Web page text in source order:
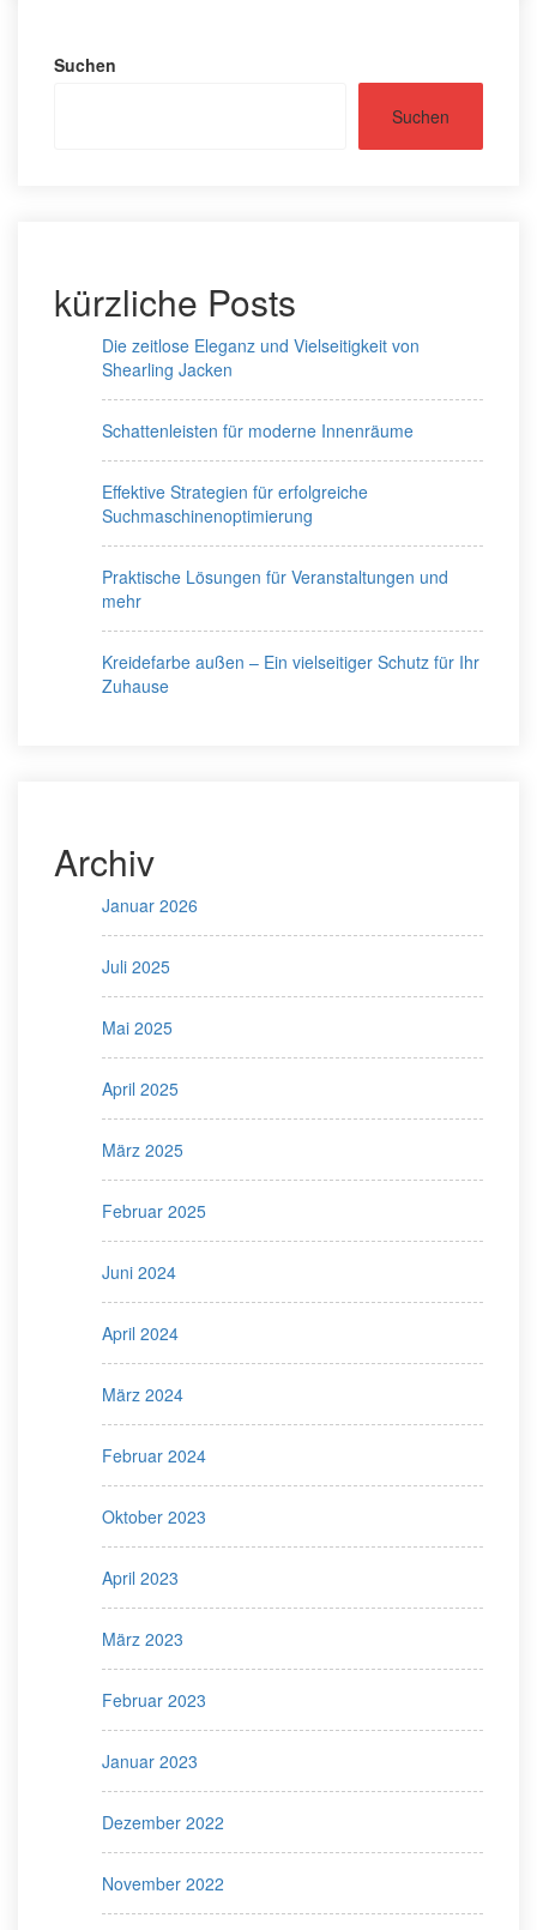
Suchen
Suchen
kürzliche Posts
Die zeitlose Eleganz und Vielseitigkeit von
Shearling Jacken
Schattenleisten für moderne Innenräume
Effektive Strategien für erfolgreiche
Suchmaschinenoptimierung
Praktische Lösungen für Veranstaltungen und
mehr
Kreidefarbe außen – Ein vielseitiger Schutz für Ihr
Zuhause
Archiv
Januar 2026
Juli 2025
Mai 2025
April 2025
März 2025
Februar 2025
Juni 2024
April 2024
März 2024
Februar 2024
Oktober 2023
April 2023
März 2023
Februar 2023
Januar 2023
Dezember 2022
November 2022